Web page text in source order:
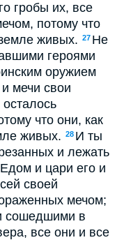
гробы их, все
потому что
живых. 27 Не
героями
оружием
мечи свои
что они, как
живых. 28 И ты
и лежать
и цари его и
своей
мечом;
сошедшими в
все они и все